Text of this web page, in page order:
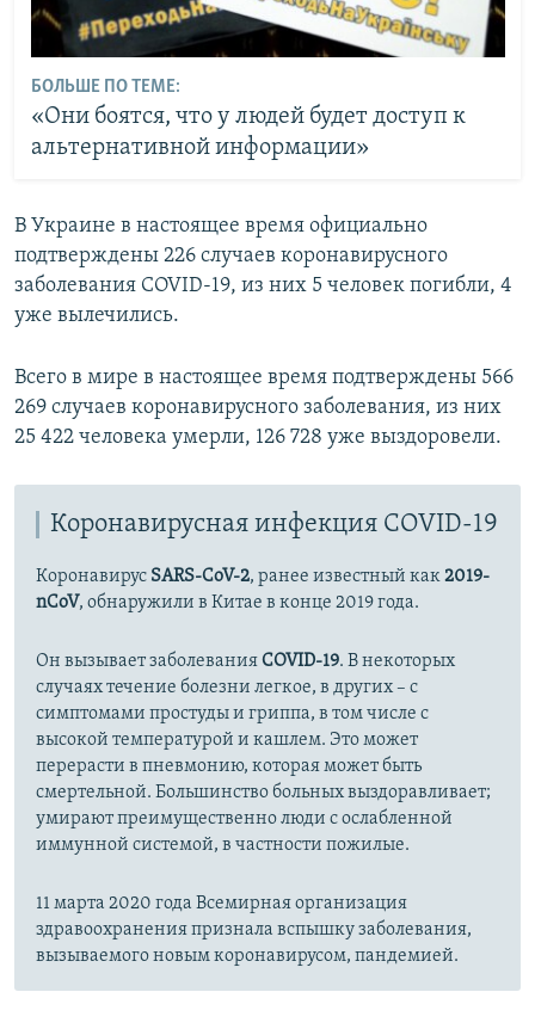
БОЛЬШЕ ПО ТЕМЕ:
«Они боятся, что у людей будет доступ к
альтернативной информации»
В Украине в настоящее время официально
подтверждены 226 случаев коронавирусного
заболевания COVID-19, из них 5 человек погибли, 4
уже вылечились.
Всего в мире в настоящее время подтверждены 566
269 случаев коронавирусного заболевания, из них
25 422 человека умерли, 126 728 уже выздоровели.
Коронавирусная инфекция COVID-19
Коронавирус SARS-CoV-2, ранее известный как2019-
nCoV, обнаружили в Китае в конце 2019 года.
Он вызывает заболеванияCOVID-19. В некоторых
случаях течение болезни легкое, в других – с
симптомами простуды и гриппа, в том числе с
высокой температурой и кашлем. Это может
перерасти в пневмонию, которая может быть
смертельной. Большинство больных выздоравливает;
умирают преимущественно люди с ослабленной
иммунной системой, в частности пожилые.
11 марта 2020 года Всемирная организация
здравоохранения признала вспышку заболевания,
вызываемого новым коронавирусом, пандемией.